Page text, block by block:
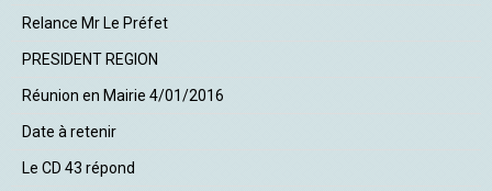
Relance Mr Le Préfet
PRESIDENT REGION
Réunion en Mairie 4/01/2016
Date à retenir
Le CD 43 répond